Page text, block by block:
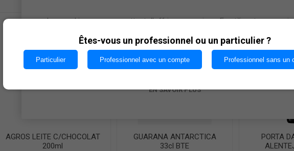
AGROS LEITE C/CHOCOLAT
200ml
GUARANA ANTARCTICA
33cl BTE
PORTA
Les cookies nous permettent d'offrir nos services. En utilisant nos
OK
EN SAVOIR PLUS
Êtes-vous un professionnel ou un particulier ?
Particulier Professionnel avec un compte Professionnel sans un